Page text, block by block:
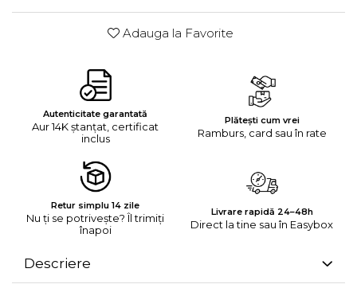
Adauga la Favorite
Autenticitate garantată
Aur 14K ștanțat, certificat
inclus
Plătești cum vrei
Ramburs, card sau în rate
Retur simplu 14 zile
Nu ți se potrivește? Îl trimiți
înapoi
Livrare rapidă 24–48h
Direct la tine sau în Easybox
Descriere